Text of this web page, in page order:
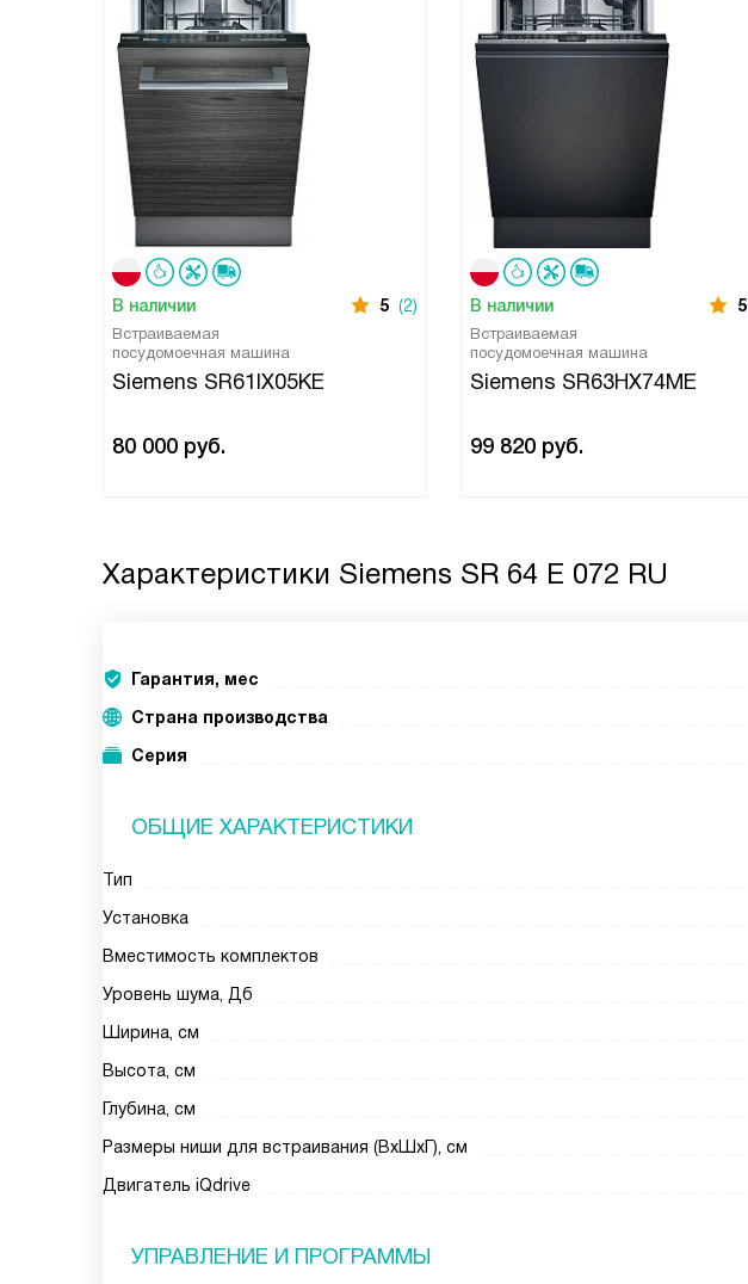
В наличии 5 (2)
Встраиваемая
посудомоечная машина
Siemens SR61IX05KE
80 000 руб.
В наличии 5
Встраиваемая
посудомоечная машина
Siemens SR63HX74ME
99 820 руб.
Характеристики Siemens SR 64 E 072 RU
Гарантия, мес
Страна производства
Серия
ОБЩИЕ ХАРАКТЕРИСТИКИ
Тип
Установка
Вместимость комплектов
Уровень шума, Дб
Ширина, см
Высота, см
Глубина, см
Размеры ниши для встраивания (ВхШхГ), см
Двигатель iQdrive
УПРАВЛЕНИЕ И ПРОГРАММЫ